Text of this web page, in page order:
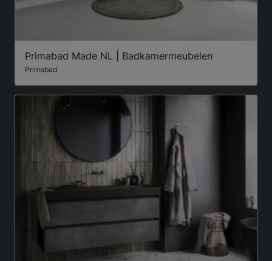
Primabad Made NL | Badkamermeubelen
Primabad